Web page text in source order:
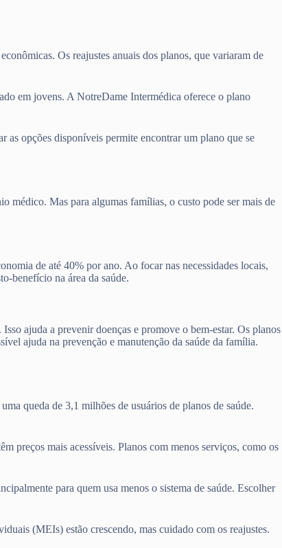
Os reajustes anuais dos planos, que variaram de
em jovens. A NotreDame Intermédica oferece o plano
as opções disponíveis permite encontrar um plano que se
médico. Mas para algumas famílias, o custo pode ser mais de
de até 40% por ano. Ao focar nas necessidades locais,
benefício na área da saúde.
ajuda a prevenir doenças e promove o bem-estar. Os planos
ajuda na prevenção e manutenção da saúde da família.
queda de 3,1 milhões de usuários de planos de saúde.
preços mais acessíveis. Planos com menos serviços, como os
para quem usa menos o sistema de saúde. Escolher
(MEIs) estão crescendo, mas cuidado com os reajustes.